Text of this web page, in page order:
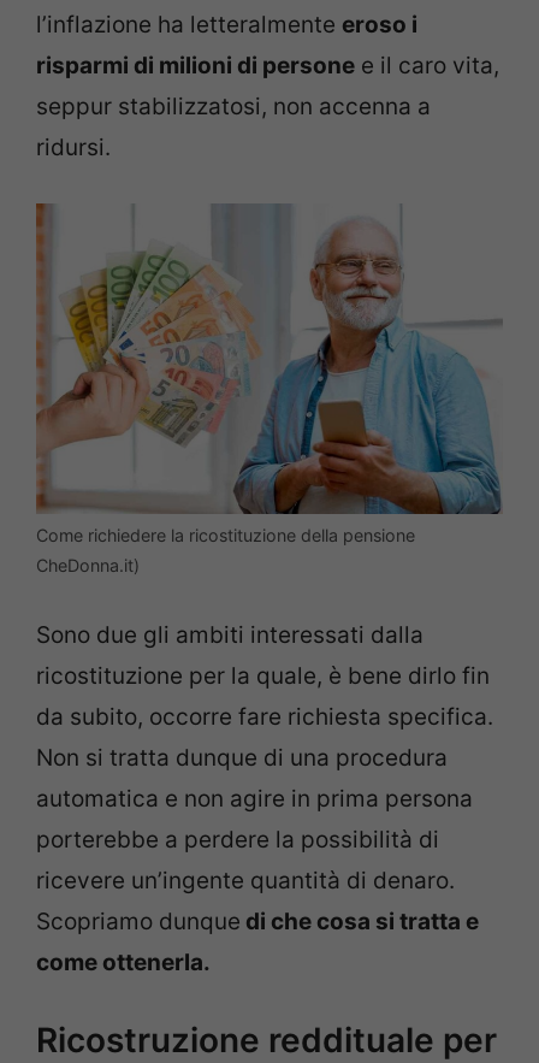
l’inflazione ha letteralmente eroso i
risparmi di milioni di persone e il caro vita,
seppur stabilizzatosi, non accenna a
ridursi.
Come richiedere la ricostituzione della pensione
CheDonna.it)
Sono due gli ambiti interessati dalla
ricostituzione per la quale, è bene dirlo fin
da subito, occorre fare richiesta specifica.
Non si tratta dunque di una procedura
automatica e non agire in prima persona
porterebbe a perdere la possibilità di
ricevere un’ingente quantità di denaro.
Scopriamo dunque di che cosa si tratta e
come ottenerla.
Ricostruzione reddituale per